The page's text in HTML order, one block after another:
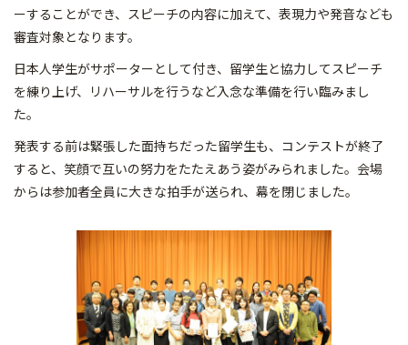
ーすることができ、スピーチの内容に加えて、表現力や発音なども
審査対象となります。
日本人学生がサポーターとして付き、留学生と協力してスピーチ
を練り上げ、リハーサルを行うなど入念な準備を行い臨みまし
た。
発表する前は緊張した面持ちだった留学生も、コンテストが終了
すると、笑顔で互いの努力をたたえあう姿がみられました。会場
からは参加者全員に大きな拍手が送られ、幕を閉じました。